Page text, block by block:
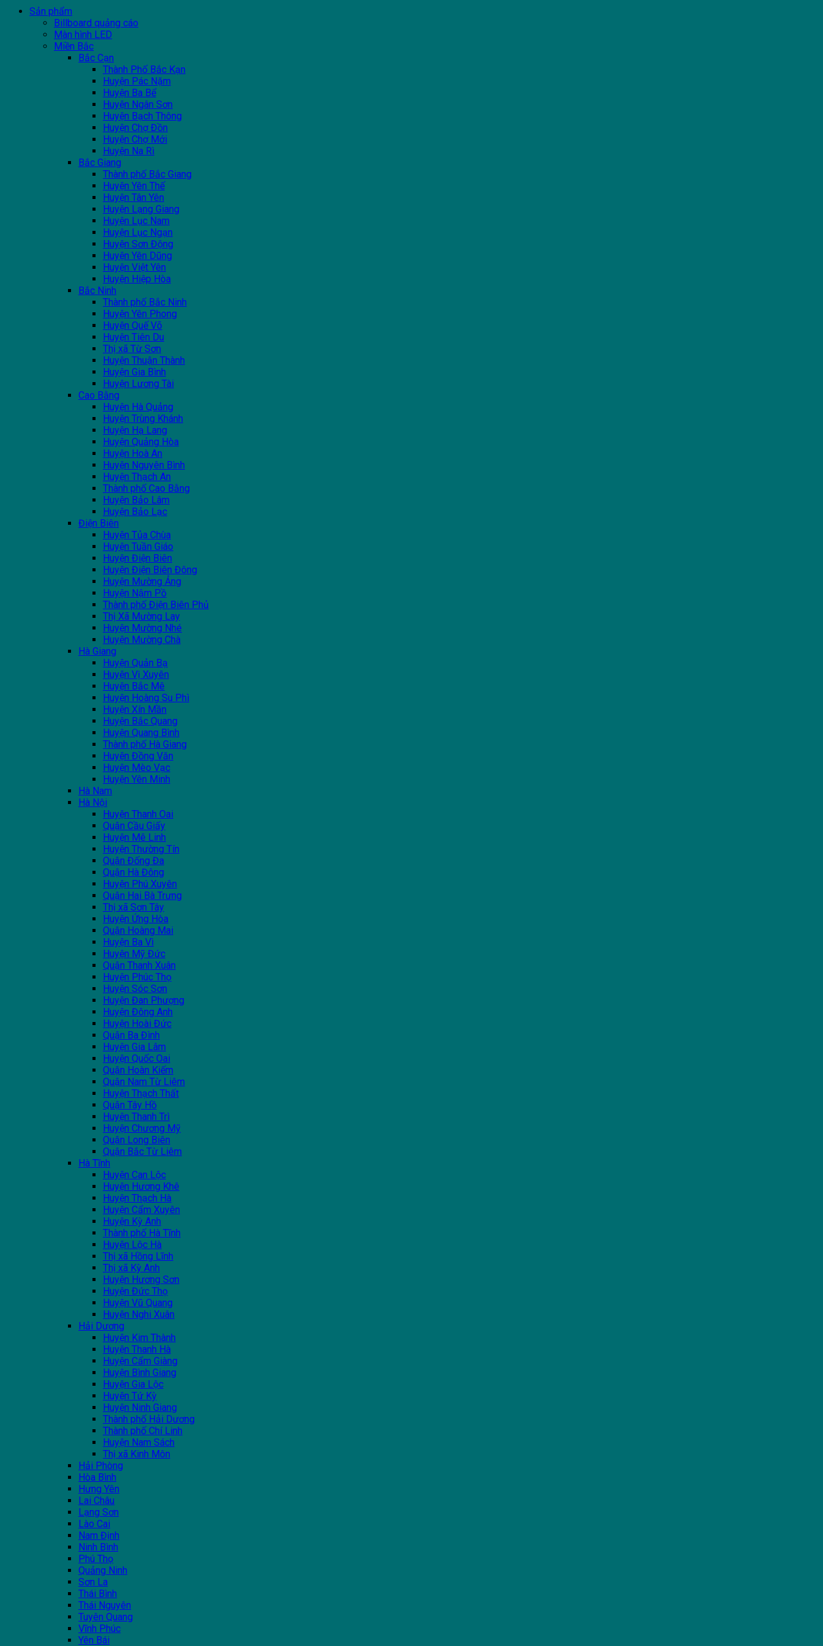
Sản phẩm
Billboard quảng cáo
Màn hình LED
Miền Bắc
Bắc Cạn
Thành Phố Bắc Kạn
Huyện Pác Nặm
Huyện Ba Bể
Huyện Ngân Sơn
Huyện Bạch Thông
Huyện Chợ Đồn
Huyện Chợ Mới
Huyện Na Rì
Bắc Giang
Thành phố Bắc Giang
Huyện Yên Thế
Huyện Tân Yên
Huyện Lạng Giang
Huyện Lục Nam
Huyện Lục Ngạn
Huyện Sơn Động
Huyện Yên Dũng
Huyện Việt Yên
Huyện Hiệp Hòa
Bắc Ninh
Thành phố Bắc Ninh
Huyện Yên Phong
Huyện Quế Võ
Huyện Tiên Du
Thị xã Từ Sơn
Huyện Thuận Thành
Huyện Gia Bình
Huyện Lương Tài
Cao Bằng
Huyện Hà Quảng
Huyện Trùng Khánh
Huyện Hạ Lang
Huyện Quảng Hòa
Huyện Hoà An
Huyện Nguyên Bình
Huyện Thạch An
Thành phố Cao Bằng
Huyện Bảo Lâm
Huyện Bảo Lạc
Điện Biên
Huyện Tủa Chùa
Huyện Tuần Giáo
Huyện Điện Biên
Huyện Điện Biên Đông
Huyện Mường Ảng
Huyện Nậm Pồ
Thành phố Điện Biên Phủ
Thị Xã Mường Lay
Huyện Mường Nhé
Huyện Mường Chà
Hà Giang
Huyện Quản Bạ
Huyện Vị Xuyên
Huyện Bắc Mê
Huyện Hoàng Su Phì
Huyện Xín Mần
Huyện Bắc Quang
Huyện Quang Bình
Thành phố Hà Giang
Huyện Đồng Văn
Huyện Mèo Vạc
Huyện Yên Minh
Hà Nam
Hà Nội
Huyện Thanh Oai
Quận Cầu Giấy
Huyện Mê Linh
Huyện Thường Tín
Quận Đống Đa
Quận Hà Đông
Huyện Phú Xuyên
Quận Hai Bà Trưng
Thị xã Sơn Tây
Huyện Ứng Hòa
Quận Hoàng Mai
Huyện Ba Vì
Huyện Mỹ Đức
Quận Thanh Xuân
Huyện Phúc Thọ
Huyện Sóc Sơn
Huyện Đan Phượng
Huyện Đông Anh
Huyện Hoài Đức
Quận Ba Đình
Huyện Gia Lâm
Huyện Quốc Oai
Quận Hoàn Kiếm
Quận Nam Từ Liêm
Huyện Thạch Thất
Quận Tây Hồ
Huyện Thanh Trì
Huyện Chương Mỹ
Quận Long Biên
Quận Bắc Từ Liêm
Hà Tĩnh
Huyện Can Lộc
Huyện Hương Khê
Huyện Thạch Hà
Huyện Cẩm Xuyên
Huyện Kỳ Anh
Thành phố Hà Tĩnh
Huyện Lộc Hà
Thị xã Hồng Lĩnh
Thị xã Kỳ Anh
Huyện Hương Sơn
Huyện Đức Thọ
Huyện Vũ Quang
Huyện Nghi Xuân
Hải Dương
Huyện Kim Thành
Huyện Thanh Hà
Huyện Cẩm Giàng
Huyện Bình Giang
Huyện Gia Lộc
Huyện Tứ Kỳ
Huyện Ninh Giang
Thành phố Hải Dương
Thành phố Chí Linh
Huyện Nam Sách
Thị xã Kinh Môn
Hải Phòng
Hòa Bình
Hưng Yên
Lai Châu
Lạng Sơn
Lào Cai
Nam Định
Ninh Bình
Phú Thọ
Quảng Ninh
Sơn La
Thái Bình
Thái Nguyên
Tuyên Quang
Vĩnh Phúc
Yên Bái